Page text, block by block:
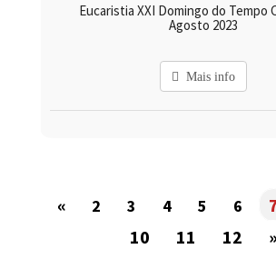
Eucaristia XXI Domingo do Tempo
Agosto 2023
Mais info
« 2 3 4 5 6
10
11 12 »